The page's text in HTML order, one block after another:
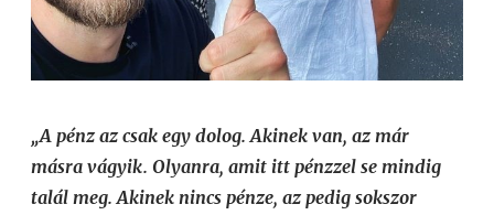
„A pénz az csak egy dolog. Akinek van, az már
másra vágyik. Olyanra, amit itt pénzzel se mindig
talál meg. Akinek nincs pénze, az pedig sokszor